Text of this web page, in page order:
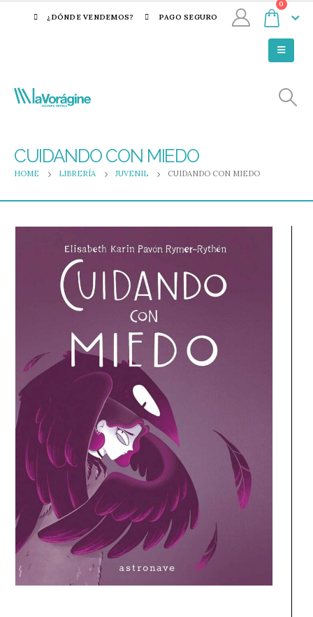
¿DÓNDE VENDEMOS? PAGO SEGURO
0
CUIDANDO CON MIEDO
HOME LIBRERÍA JUVENIL CUIDANDO CON MIEDO